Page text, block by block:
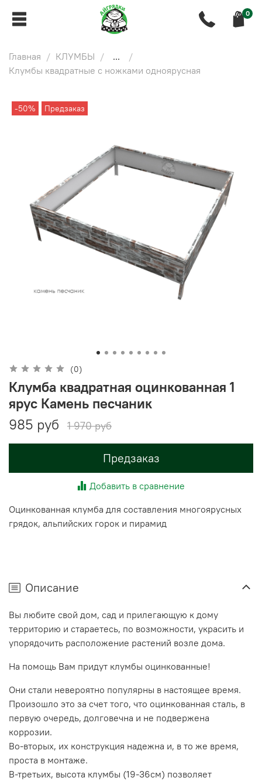
0
Главная КЛУМБЫ
...
Клумбы квадратные с ножками одноярусная
-50% Предзаказ
(0)
Клумба квадратная оцинкованная 1
ярус Камень песчаник
985 руб
1 970 руб
Предзаказ
Добавить в сравнение
Оцинкованная клумба для составления многоярусных
грядок, альпийских горок и пирамид
Описание
Вы любите свой дом, сад и прилегающую к дому
территорию и стараетесь, по возможности, украсить и
упорядочить расположение растений возле дома.
На помощь Вам придут клумбы оцинкованные!
Они стали невероятно популярны в настоящее время.
Произошло это за счет того, что оцинкованная сталь, в
первую очередь, долговечна и не подвержена
коррозии.
Во-вторых, их конструкция надежна и, в то же время,
проста в монтаже.
В-третьих, высота клумбы (19-36см) позволяет